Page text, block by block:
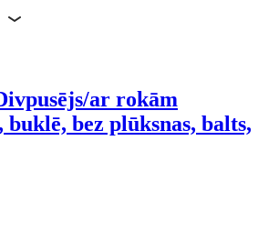
ar rokām
buklē, bez plūksnas, balts,